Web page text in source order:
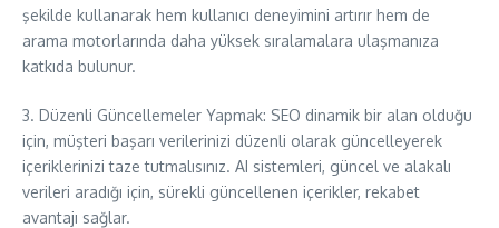
şekilde kullanarak hem kullanıcı deneyimini artırır hem de
arama motorlarında daha yüksek sıralamalara ulaşmanıza
katkıda bulunur.
3. Düzenli Güncellemeler Yapmak: SEO dinamik bir alan olduğu
için, müşteri başarı verilerinizi düzenli olarak güncelleyerek
içeriklerinizi taze tutmalısınız. AI sistemleri, güncel ve alakalı
verileri aradığı için, sürekli güncellenen içerikler, rekabet
avantajı sağlar.